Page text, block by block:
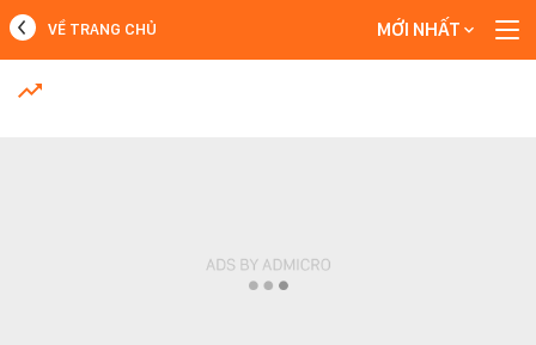
MỚI NHẤT
VỀ TRANG CHỦ MỚI NHẤT